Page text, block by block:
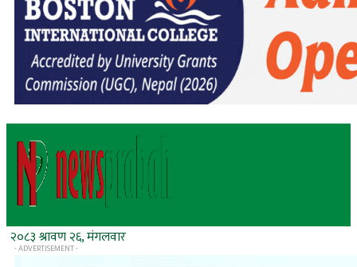
२०८३ श्रावण २६, मंगलवार
- ADVERTISEMENT -